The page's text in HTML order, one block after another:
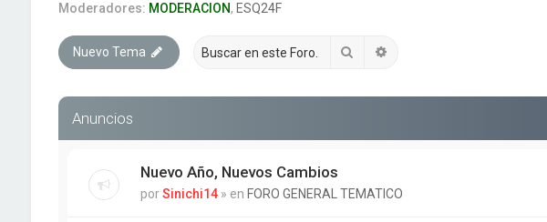
Moderadores: MODERACION, ESQ24F
Nuevo Tema Buscar
Anuncios
Nuevo Año, Nuevos Cambios
porSinichi14 » en FORO GENERAL TEMATICO